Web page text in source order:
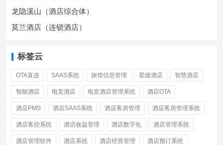
龙隐溪山（酒店综合体）
莫兰酒店（连锁酒店）
标签云
OTA直连 SAAS系统 旅馆信息管理 星级酒店 智慧酒店
智能酒店 电竞酒店 电竞酒店管理系统 酒店OTA
酒店PMS 酒店SAAS系统 酒店客房管理 酒店客房管理系统
酒店客控系统 酒店收益管理 酒店数字化 酒店管理系统
酒店管理软件 酒店系统 酒店经营管理 酒店预订系统